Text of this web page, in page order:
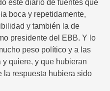
este diario de fuentes que
boca y repetidamente,
y también la de
presidente del EBB. Y lo
peso político y a las
quiere, y que hubieran
la respuesta hubiera sido